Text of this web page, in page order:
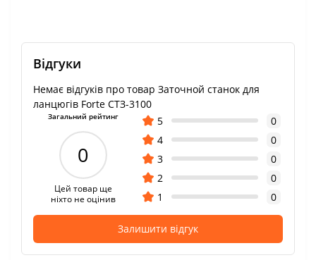
Відгуки
Немає відгуків про товар Заточной станок для
ланцюгів Forte СТЗ-3100
Загальний рейтинг
0
Цей товар ще
ніхто не оцінив
5
0
4
0
3
0
2
0
1
0
Залишити відгук